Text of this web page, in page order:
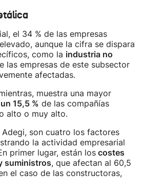
el 34 % de las empresas
aunque la cifra se dispara
como la industria no
las empresas de este subsector
afectadas.
muestra una mayor
15,5 % de las compañías
alto o muy alto.
son cuatro los factores
la actividad empresarial
primer lugar, están los costes
suministros, que afectan al 60,5
el caso de las constructoras,